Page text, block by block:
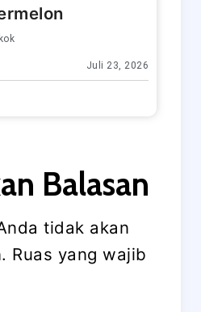
Juli 23, 2026
Balasan
tidak akan
Ruas yang wajib